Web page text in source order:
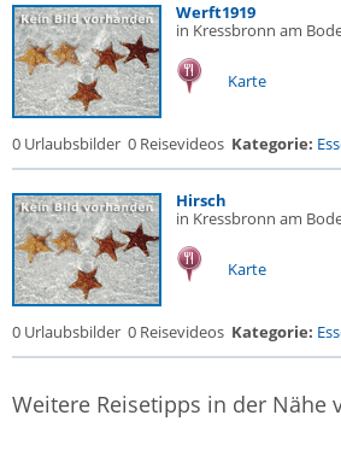
Werft1919
in Kressbronn am
Karte
0 Urlaubsbilder 0 Reisevideos Kategorie:
Hirsch
in Kressbronn am
Karte
0 Urlaubsbilder 0 Reisevideos Kategorie:
Weitere Reisetipps in der Nähe